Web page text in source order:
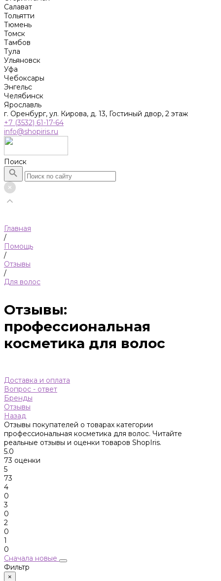
Салават
Тольятти
Тюмень
Томск
Тамбов
Тула
Ульяновск
Уфа
Чебоксары
Энгельс
Челябинск
Ярославль
г. Оренбург, ул. Кирова, д. 13, Гостиный двор, 2 этаж
+7 (3532) 61-17-64
info@shopiris.ru
Поиск
Главная
/
Помощь
/
Отзывы
/
Для волос
Отзывы:
профессиональная
косметика для волос
Доставка и оплата
Вопрос - ответ
Бренды
Отзывы
Назад
Отзывы покупателей о товарах категории
профессиональная косметика для волос. Читайте
реальные отзывы и оценки товаров ShopIris.
5.0
73 оценки
5
73
4
0
3
0
2
0
1
0
Сначала новые
Фильтр
×